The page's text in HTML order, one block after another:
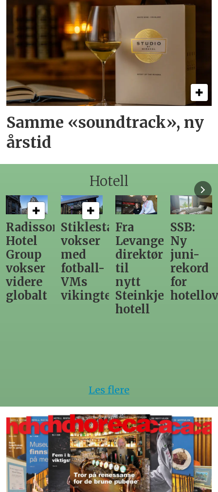
Samme «soundtrack», ny
årstid
Hotell
Radisson
Hotel
Group
vokser
videre
globalt
Stiklestad
vokser
med
fotball-
VMs
vikingtematikk
Fra
Levanger-
direktør
til
nytt
Steinkjer-
hotell
SSB:
Ny
juni-
rekord
for
Les flere